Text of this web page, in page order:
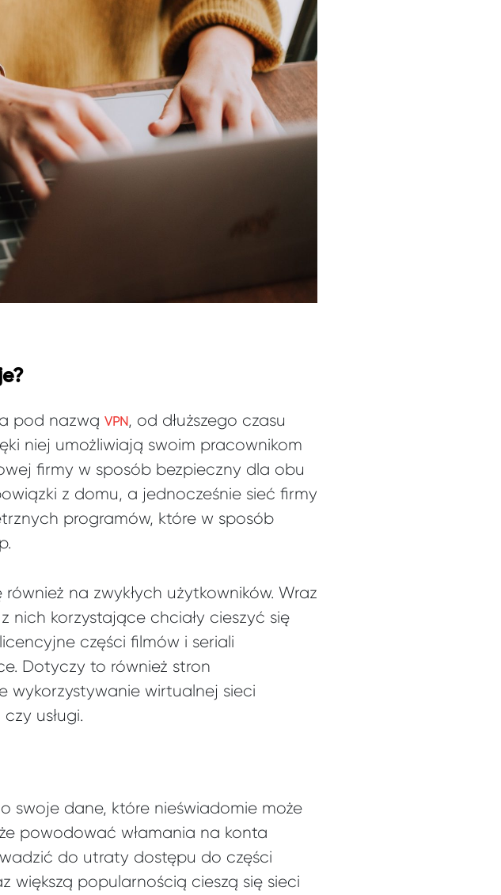
pod nazwą VPN , od dłuższego czasu
niej umożliwiają swoim pracownikom
firmy w sposób bezpieczny dla obu
z domu, a jednocześnie sieć firmy
programów, które w sposób
na zwykłych użytkowników. Wraz
korzystające chciały cieszyć się
części filmów i seriali
Dotyczy to również stron
wykorzystywanie wirtualnej sieci
usługi.
swoje dane, które nieświadomie może
powodować włamania na konta
do utraty dostępu do części
większą popularnością cieszą się sieci